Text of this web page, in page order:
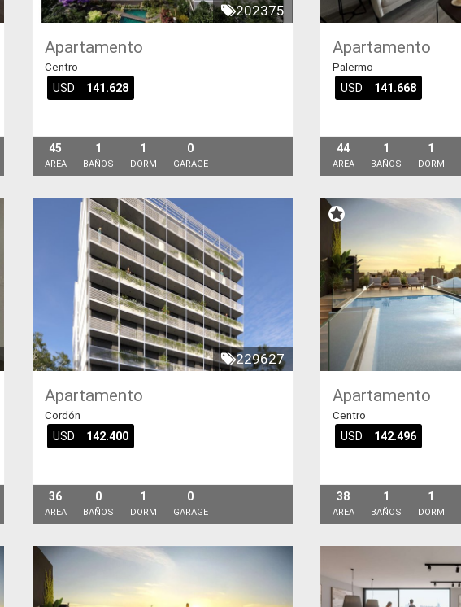
202375
Apartamento
Centro
USD 141.628
45
AREA
1
BAÑOS
1
DORM
0
GARAGE
Apartamento
Palermo
USD 141.668
44
AREA
1
BAÑOS
1
DORM
229627
Apartamento
Cordón
USD 142.400
36
AREA
0
BAÑOS
1
DORM
0
GARAGE
Apartamento
Centro
USD 142.496
38
AREA
1
BAÑOS
1
DORM